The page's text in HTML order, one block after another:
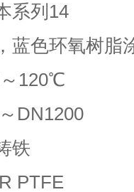
系列14
蓝色环氧树
120℃
DN1200
铁
PTFE